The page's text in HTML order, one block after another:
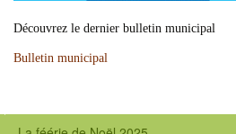
Découvrez le dernier bulletin municipal
Bulletin municipal